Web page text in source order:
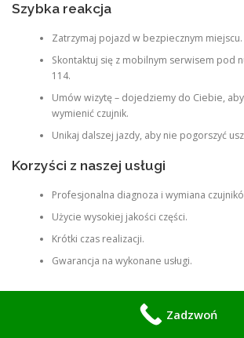
Szybka reakcja
Zatrzymaj pojazd w bezpiecznym miejscu.
Skontaktuj się z mobilnym serwisem pod
114.
Umów wizytę – dojedziemy do Ciebie,
wymienić czujnik.
Unikaj dalszej jazdy, aby nie pogorszyć
Korzyści z naszej usługi
Profesjonalna diagnoza i wymiana
Użycie wysokiej jakości części.
Krótki czas realizacji.
Gwarancja na wykonane usługi.
Zadzwoń